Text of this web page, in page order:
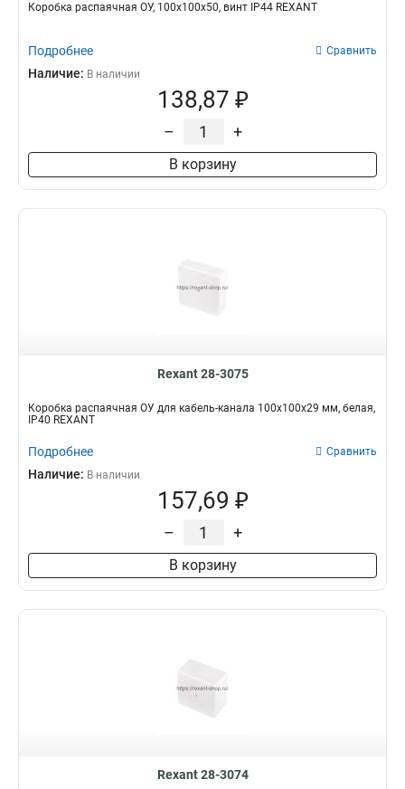
Коробка распаячная ОУ, 100x100x50, винт IP44 REXANT
Подробнее Сравнить
Наличие: В наличии
138,87 ₽
– +
В корзину
Rexant 28-3075
Коробка распаячная ОУ для кабель-канала 100х100х29 мм, белая,
IP40 REXANT
Подробнее Сравнить
Наличие: В наличии
157,69 ₽
– +
В корзину
Rexant 28-3074